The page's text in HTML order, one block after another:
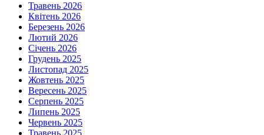
Травень 2026
Квітень 2026
Березень 2026
Лютий 2026
Січень 2026
Грудень 2025
Листопад 2025
Жовтень 2025
Вересень 2025
Серпень 2025
Липень 2025
Червень 2025
Травень 2025